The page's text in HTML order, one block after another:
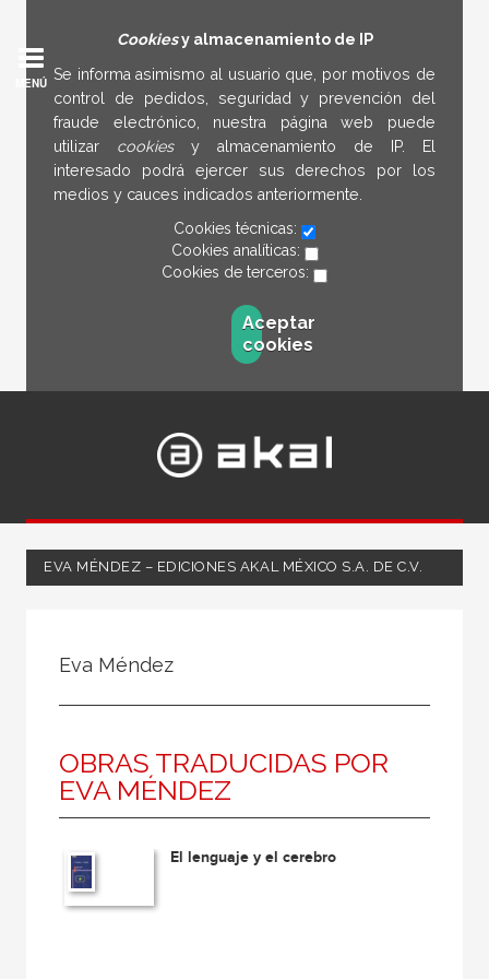
Cookiesy almacenamiento de IP
Se informa asimismo al usuario que, por motivos de
control de pedidos, seguridad y prevención del
fraude electrónico, nuestra página web puede
utilizar cookies y almacenamiento de IP. El
interesado podrá ejercer sus derechos por los
medios y cauces indicados anteriormente.
Cookies técnicas:
Cookies analíticas:
Cookies de terceros:
Aceptar
cookies
MENÚ
EVA MÉNDEZ – EDICIONES AKAL MÉXICO S.A. DE C.V.
Ilustrador
Ilustradora
Eva Méndez
OBRAS TRADUCIDAS POR
EVA MÉNDEZ
El lenguaje y el cerebro